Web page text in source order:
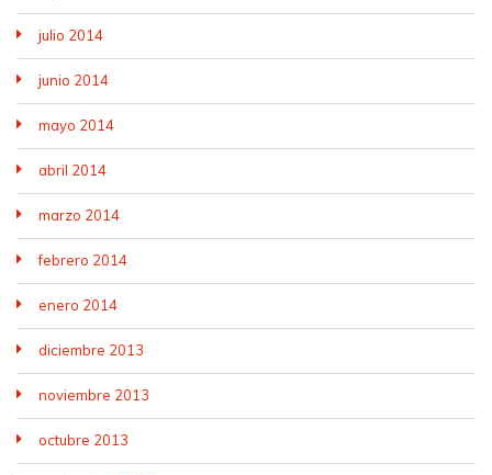
julio 2014
junio 2014
mayo 2014
abril 2014
marzo 2014
febrero 2014
enero 2014
diciembre 2013
noviembre 2013
octubre 2013